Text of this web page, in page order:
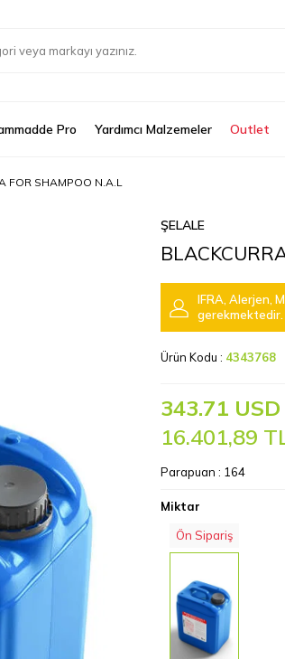
Pro Yardımcı Malzemeler Outlet
FOR SHAMPOO N.A.L
ŞELALE
IFRA, Alerjen,
gerekmektedir.
Ürün Kodu : 4343768
343.71
16.401,89
Parapuan : 164
Miktar
Ön Sipariş